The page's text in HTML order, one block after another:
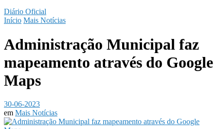
Diário Oficial
Início Mais Notícias
Administração Municipal faz
mapeamento através do Google
Maps
30-06-2023
em Mais Notícias